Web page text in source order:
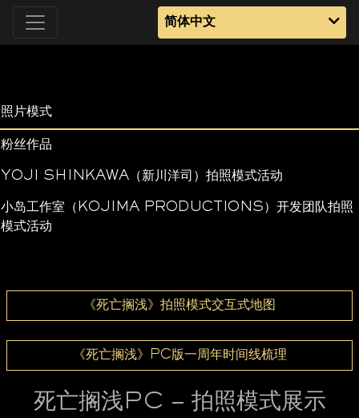
简体中文
照片模式
粉丝作品
YOJI SHINKAWA（新川洋司）拍照模式活动
小岛工作室（KOJIMA PRODUCTIONS）开发团队拍照
模式活动
《死亡搁浅》拍照模式交互式地图
《死亡搁浅》PC版一周年时间线梳理
死亡搁浅PC – 拍照模式展示